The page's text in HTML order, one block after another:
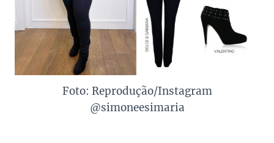
Foto: Reprodução/Instagram
@simoneesimaria